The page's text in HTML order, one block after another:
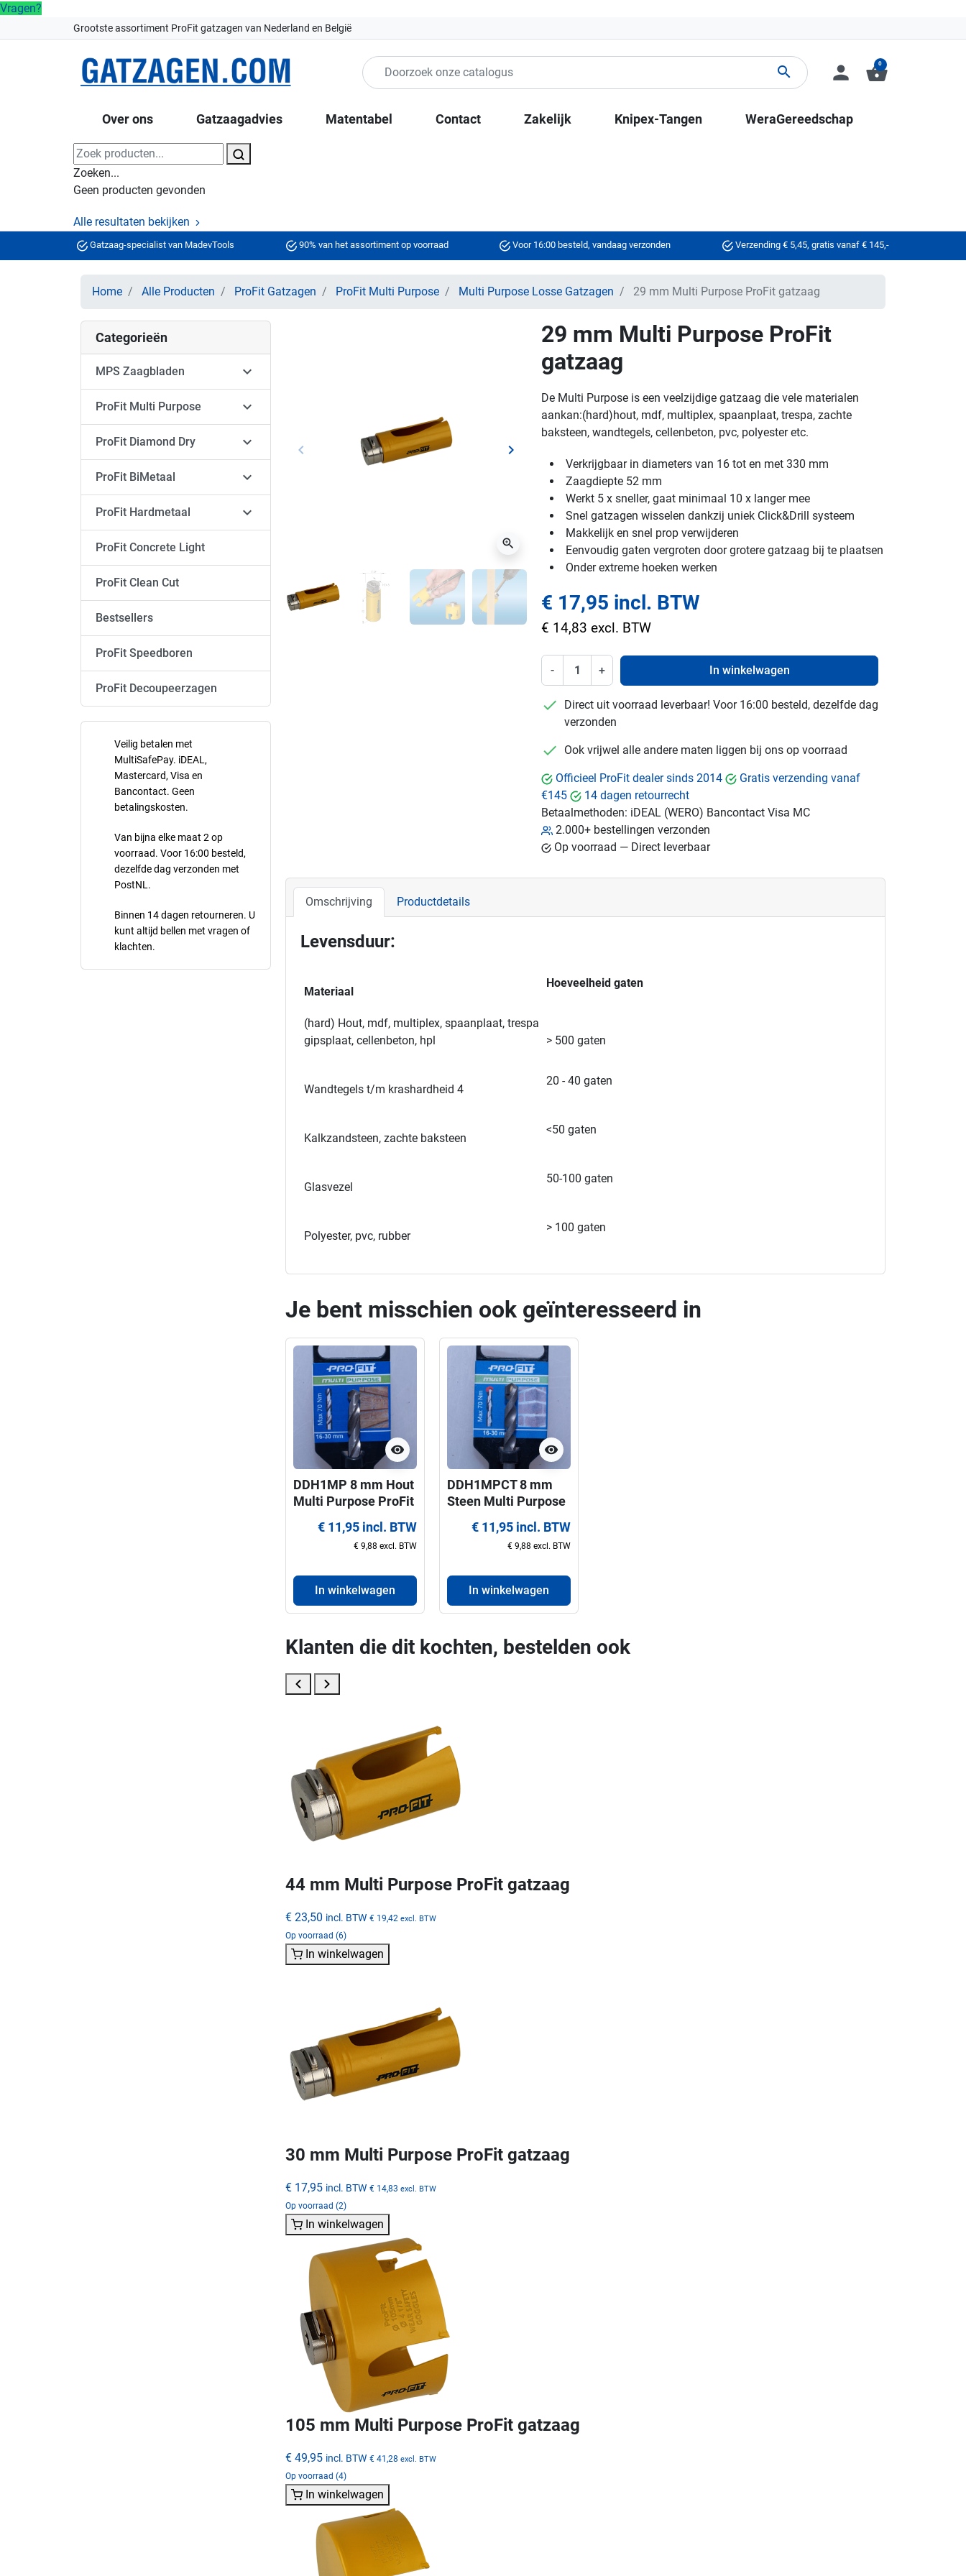
Vragen?
Grootste assortiment ProFit gatzagen van Nederland en België
search person shopping_basket
0
Over ons Gatzaagadvies Matentabel Contact Zakelijk Knipex-Tangen WeraGereedschap
Zoeken...
Geen producten gevonden
Alle resultaten bekijken
Gatzaag-specialist van MadevTools 90% van het assortiment op voorraad Voor 16:00 besteld, vandaag verzonden Verzending € 5,45, gratis vanaf € 145,-
Home Alle Producten ProFit Gatzagen ProFit Multi Purpose Multi Purpose Losse Gatzagen 29 mm Multi Purpose ProFit gatzaag
Categorieën
MPS Zaagbladen 
ProFit Multi Purpose 
ProFit Diamond Dry 
ProFit BiMetaal 
ProFit Hardmetaal 
ProFit Concrete Light
ProFit Clean Cut
Bestsellers
ProFit Speedboren
ProFit Decoupeerzagen
Veilig betalen met
MultiSafePay. iDEAL,
Mastercard, Visa en
Bancontact. Geen
betalingskosten.
Van bijna elke maat 2 op
voorraad. Voor 16:00 besteld,
dezelfde dag verzonden met
PostNL.
Binnen 14 dagen retourneren. U
kunt altijd bellen met vragen of
klachten.
Vorige
keyboard_arrow_left Volgende
keyboard_arrow_right
zoom_in
29 mm Multi Purpose ProFit
gatzaag
De Multi Purpose is een veelzijdige gatzaag die vele materialen
aankan:(hard)hout, mdf, multiplex, spaanplaat, trespa, zachte
baksteen, wandtegels, cellenbeton, pvc, polyester etc.
Verkrijgbaar in diameters van 16 tot en met 330 mm
Zaagdiepte 52 mm
Werkt 5 x sneller, gaat minimaal 10 x langer mee
Snel gatzagen wisselen dankzij uniek Click&Drill systeem
Makkelijk en snel prop verwijderen
Eenvoudig gaten vergroten door grotere gatzaag bij te plaatsen
Onder extreme hoeken werken
€ 17,95 incl. BTW
€ 14,83 excl. BTW
- + In winkelwagen
checkmark
Direct uit voorraad leverbaar! Voor 16:00 besteld, dezelfde dag
verzonden
checkmark
Ook vrijwel alle andere maten liggen bij ons op voorraad
Officieel ProFit dealer sinds 2014
Gratis verzending vanaf
€145
14 dagen retourrecht
Betaalmethoden: iDEAL (WERO) Bancontact Visa MC
2.000+ bestellingen verzonden
Op voorraad — Direct leverbaar
Omschrijving Productdetails
Levensduur:
Materiaal
Hoeveelheid gaten
(hard) Hout, mdf, multiplex, spaanplaat, trespa
gipsplaat, cellenbeton, hpl
> 500 gaten
Wandtegels t/m krashardheid 4
20 - 40 gaten
Kalkzandsteen, zachte baksteen
<50 gaten
Glasvezel
50-100 gaten
Polyester, pvc, rubber
> 100 gaten
Je bent misschien ook geïnteresseerd in
visibility
DDH1MP 8 mm Hout
Multi Purpose ProFit
gatzagen 16-30 mm
€ 11,95 incl. BTW
€ 9,88 excl. BTW
In winkelwagen
visibility
DDH1MPCT 8 mm
Steen Multi Purpose
voor gatzagen 16-30
€ 11,95 incl. BTW
€ 9,88 excl. BTW
In winkelwagen
Klanten die dit kochten, bestelden ook
44 mm Multi Purpose ProFit gatzaag
€ 23,50 incl. BTW € 19,42 excl. BTW
Op voorraad (6)
In winkelwagen
30 mm Multi Purpose ProFit gatzaag
€ 17,95 incl. BTW € 14,83 excl. BTW
Op voorraad (2)
In winkelwagen
105 mm Multi Purpose ProFit gatzaag
€ 49,95 incl. BTW € 41,28 excl. BTW
Op voorraad (4)
In winkelwagen